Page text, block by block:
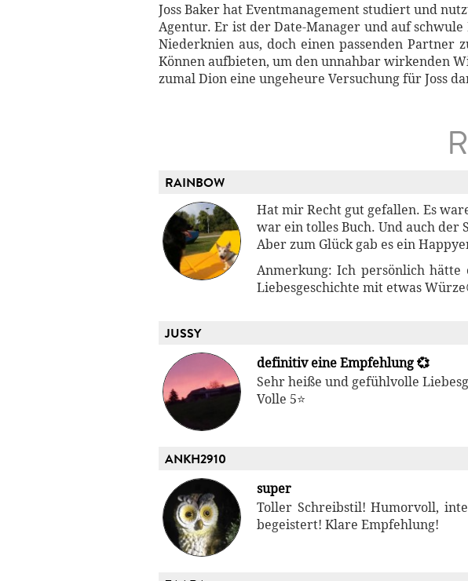
Joss Baker hat Eventmanagement studiert und
Agentur. Er ist der Date-Manager und auf
Niederknien aus, doch einen passenden Partner
Können aufbieten, um den unnahbar wirkenden
zumal Dion eine ungeheure Versuchung für Joss
RAINBOW
Hat mir Recht gut gefallen. Es
war ein tolles Buch. Und auch der
Aber zum Glück gab es ein
Anmerkung: Ich persönlich
Liebesgeschichte mit etwas
JUSSY
definitiv eine Empfehlung 💞
Sehr heiße und gefühlvolle
Volle 5⭐
ANKH2910
super
Toller Schreibstil! Humorvoll,
begeistert! Klare Empfehlung!